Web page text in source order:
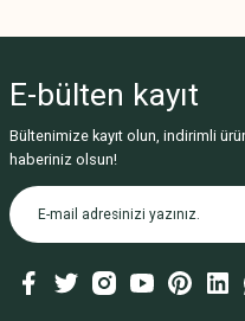
E-bülten kayıt
Bültenimize kayıt olun, indirimli
haberiniz olsun!